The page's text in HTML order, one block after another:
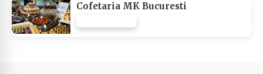
Cofetaria MK Bucuresti